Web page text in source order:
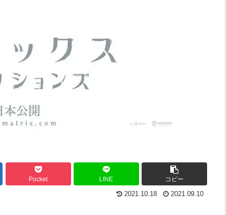
Pocket LINE コピー
2021.10.18 2021.09.10